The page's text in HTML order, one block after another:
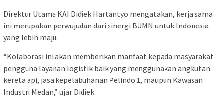
Direktur Utama KAI Didiek Hartantyo mengatakan, kerja sama
ini merupakan perwujudan dari sinergi BUMN untuk Indonesia
yang lebih maju.
“Kolaborasi ini akan memberikan manfaat kepada masyarakat
pengguna layanan logistik baik yang menggunakan angkutan
kereta api, jasa kepelabuhanan Pelindo 1, maupun Kawasan
Industri Medan,” ujar Didiek.